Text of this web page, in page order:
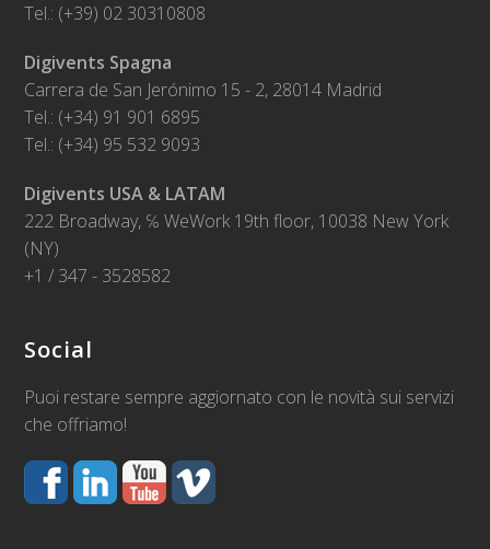
Tel.: (+39) 02 30310808
Digivents Spagna
Carrera de San Jerónimo 15 - 2, 28014 Madrid
Tel.: (+34) 91 901 6895
Tel.: (+34) 95 532 9093
Digivents USA & LATAM
222 Broadway, ℅ WeWork 19th floor, 10038 New York
(NY)
+1 / 347 - 3528582
Social
Puoi restare sempre aggiornato con le novità sui servizi
che offriamo!